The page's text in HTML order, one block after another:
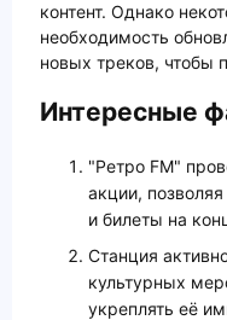
контент. Однако
необходимость
новых треков, чтобы
Интересные
"Ретро FM"
акции,
и билеты на
Станция
культурных
укреплять её